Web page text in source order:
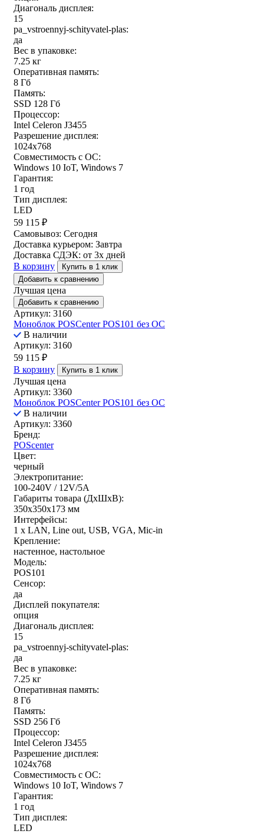
Диагональ дисплея:
15
pa_vstroennyj-schityvatel-plas:
да
Вес в упаковке:
7.25 кг
Оперативная память:
8 Гб
Память:
SSD 128 Гб
Процессор:
Intel Celeron J3455
Разрешение дисплея:
1024x768
Совместимость с ОС:
Windows 10 IoT, Windows 7
Гарантия:
1 год
Тип дисплея:
LED
59 115 ₽
Самовывоз: Сегодня
Доставка курьером: Завтра
Доставка СДЭК: от 3х дней
В корзину
Купить в 1 клик
Добавить к сравнению
Лучшая цена
Добавить к сравнению
Артикул: 3160
Моноблок POSCenter POS101 без ОС
В наличии
Артикул: 3160
59 115 ₽
В корзину
Купить в 1 клик
Лучшая цена
Артикул: 3360
Моноблок POSCenter POS101 без ОС
В наличии
Артикул: 3360
Бренд:
POScenter
Цвет:
черный
Электропитание:
100-240V / 12V/5A
Габариты товара (ДxШxВ):
350х350х173 мм
Интерфейсы:
1 x LAN, Line out, USB, VGA, Mic-in
Крепление:
настенное, настольное
Модель:
POS101
Сенсор:
да
Дисплей покупателя:
опция
Диагональ дисплея:
15
pa_vstroennyj-schityvatel-plas:
да
Вес в упаковке:
7.25 кг
Оперативная память:
8 Гб
Память:
SSD 256 Гб
Процессор:
Intel Celeron J3455
Разрешение дисплея:
1024x768
Совместимость с ОС:
Windows 10 IoT, Windows 7
Гарантия:
1 год
Тип дисплея:
LED